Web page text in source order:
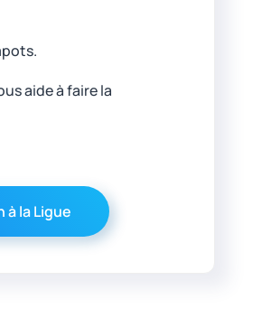
aide à faire la
à la Ligue